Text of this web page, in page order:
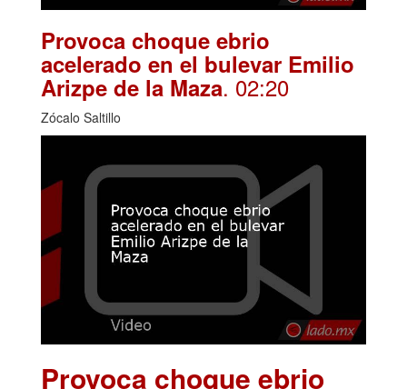
Provoca choque ebrio
acelerado en el bulevar Emilio
Arizpe de la Maza. 02:20
Zócalo Saltillo
Provoca choque ebrio